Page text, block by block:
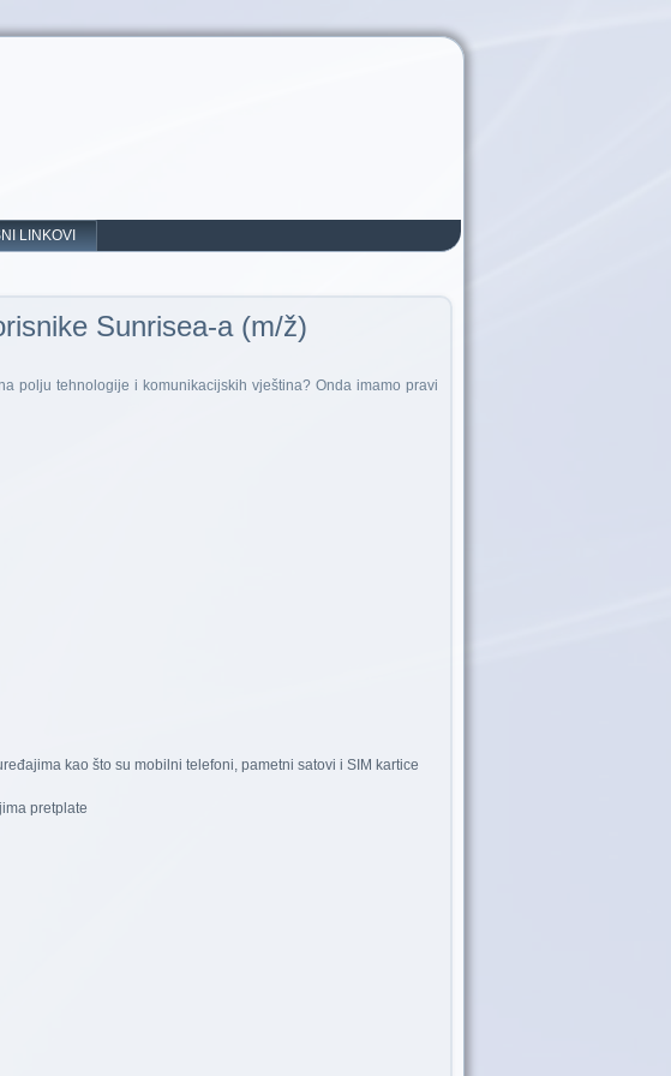
LINKOVI
Sunrisea-a (m/ž)
polju tehnologije i komunikacijskih vještina? Onda imamo pravi
kao što su mobilni telefoni, pametni satovi i SIM kartice
pretplate